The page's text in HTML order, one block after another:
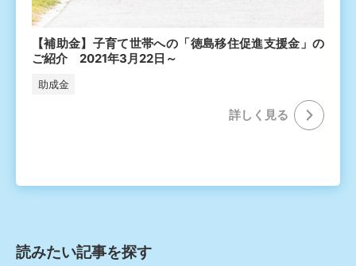
【補助金】子育て世帯への「徳島移住促進支援金」の
ご紹介 2021年3月22日～
助成金
詳しく⾒る
読みたい記事を探す